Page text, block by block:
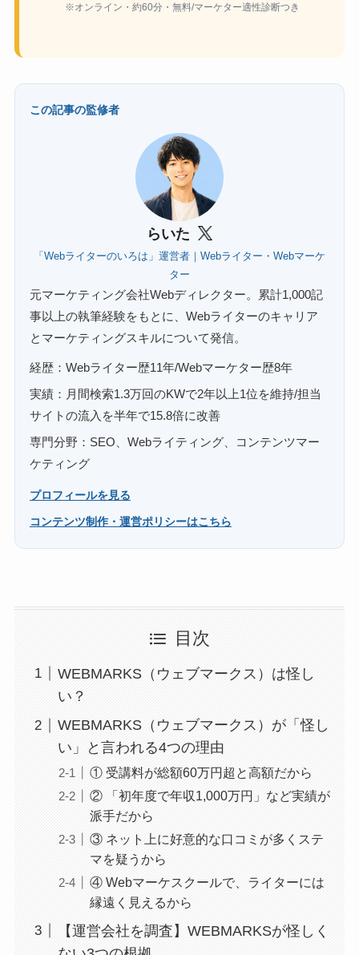
※オンライン・約60分・無料/マーケター適性診断つき
この記事の監修者
らいた
「Webライターのいろは」運営者｜Webライター・Webマーケ
ター
元マーケティング会社Webディレクター。累計1,000記
事以上の執筆経験をもとに、Webライターのキャリア
とマーケティングスキルについて発信。
経歴：Webライター歴11年/Webマーケター歴8年
実績：月間検索1.3万回のKWで2年以上1位を維持/担当
サイトの流入を半年で15.8倍に改善
専門分野：SEO、Webライティング、コンテンツマー
ケティング
プロフィールを見る
コンテンツ制作・運営ポリシーはこちら
目次
WEBMARKS（ウェブマークス）は怪し
い？
WEBMARKS（ウェブマークス）が「怪し
い」と言われる4つの理由
① 受講料が総額60万円超と高額だから
② 「初年度で年収1,000万円」など実績が
派手だから
③ ネット上に好意的な口コミが多くステ
マを疑うから
④ Webマーケスクールで、ライターには
縁遠く見えるから
【運営会社を調査】WEBMARKSが怪しく